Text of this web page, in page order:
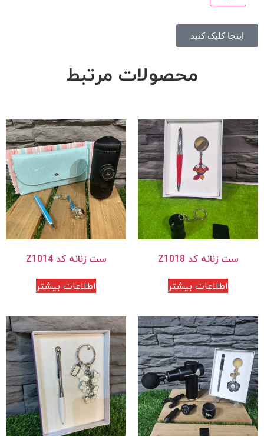
اینجا کلیک کنید
محصولات مرتبط
ست زنانه کد Z1018
اطلاعات بیشتر
ست زنانه کد Z1014
اطلاعات بیشتر